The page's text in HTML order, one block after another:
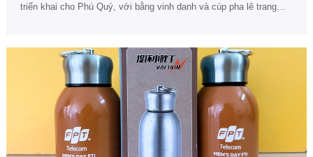
triển khai cho Phú Quý, với bằng vinh danh và cúp pha lê trang